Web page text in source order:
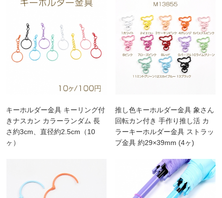
キーホルダー金具 キーリング付
きナスカン カラーランダム 長
さ約3cm、直径約2.5cm（10
ヶ）
推し色キーホルダー金具 象さん
回転カン付き 手作り推し活 カ
ラーキーホルダー金具 ストラッ
プ金具 約29×39mm (4ヶ)